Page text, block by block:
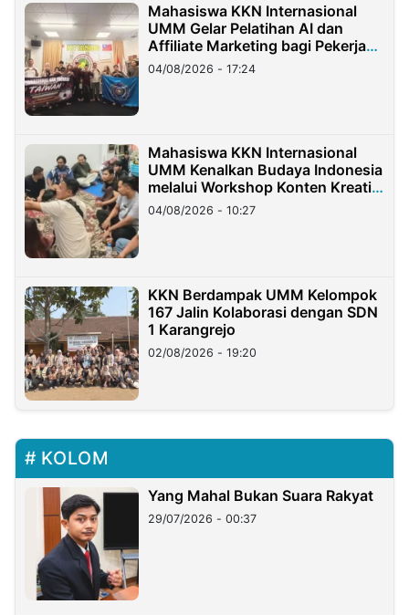
Mahasiswa KKN Internasional
UMM Gelar Pelatihan AI dan
Affiliate Marketing bagi Pekerja
Migran Indonesia di Taiwan
04/08/2026 - 17:24
Mahasiswa KKN Internasional
UMM Kenalkan Budaya Indonesia
melalui Workshop Konten Kreatif
di Taiwan
04/08/2026 - 10:27
KKN Berdampak UMM Kelompok
167 Jalin Kolaborasi dengan SDN
1 Karangrejo
02/08/2026 - 19:20
KOLOM
Yang Mahal Bukan Suara Rakyat
29/07/2026 - 00:37